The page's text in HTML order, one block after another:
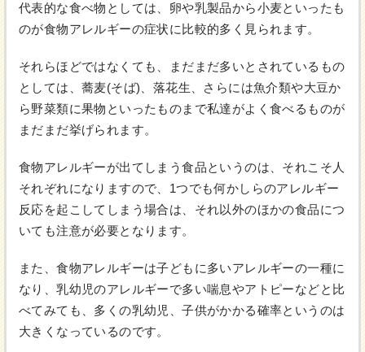
代表的な食べ物としては、卵や乳製品から小麦といったも
のが食物アレルギーの症状に比較的多く見られます。
それらほどではなくても、まだまだ多いとされているもの
としては、蕎麦(そば)、落花生、さらには魚介類や大豆か
ら野菜類に果物といったものまで私達がよく食べるものが
まだまだ挙げられます。
食物アレルギーが出てしまう食品というのは、それこそ人
それぞれになりますので、1つでも何かしらのアレルギー
反応を起こしてしまう場合は、それ以外のほかの食品につ
いても注意が必要となります。
また、食物アレルギーは子どもに多いアレルギーの一種に
なり、乳幼児のアレルギーで多い喘息やアトピーなどと比
べてみても、多くの乳幼児、子供がかかる確率というのは
大きくなっているのです。